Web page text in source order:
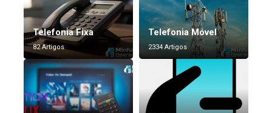
Telefonia Fixa
82 Artigos
Telefonia Móvel
2334 Artigos